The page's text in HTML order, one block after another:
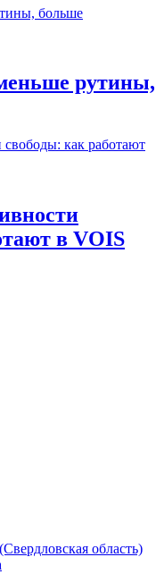
рутины,
в VOIS
область)